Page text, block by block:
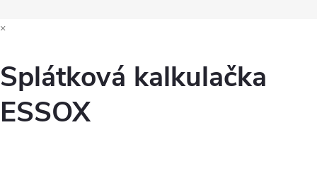
×
Splátková kalkulačka
ESSOX